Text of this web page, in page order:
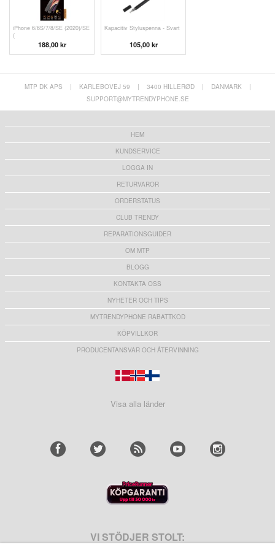
iPhone 6/6S/7/8/SE (2020)/SE
(
188,00 kr
Kapacitiv Styluspenna - Svart
105,00 kr
MTP DK APS | KARLEBOVEJ 59 | 3400 HILLERØD | DANMARK
|
SUPPORT@MYTRENDYPHONE.SE
HEM
KUNDSERVICE
LOGGA IN
RETURVAROR
ORDERSTATUS
CLUB TRENDY
REPARATIONSGUIDER
OM MTP
BLOGG
KONTAKTA OSS
NYHETER OCH TIPS
MYTRENDYPHONE RABATTKOD
KÖPVILLKOR
PRODUCENTANSVAR OCH ÅTERVINNING
Visa alla länder
VI STÖDJER STOLT: